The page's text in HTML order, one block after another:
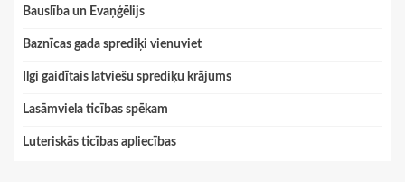
Bauslība un Evaņģēlijs
Baznīcas gada sprediķi vienuviet
Ilgi gaidītais latviešu sprediķu krājums
Lasāmviela ticības spēkam
Luteriskās ticības apliecības